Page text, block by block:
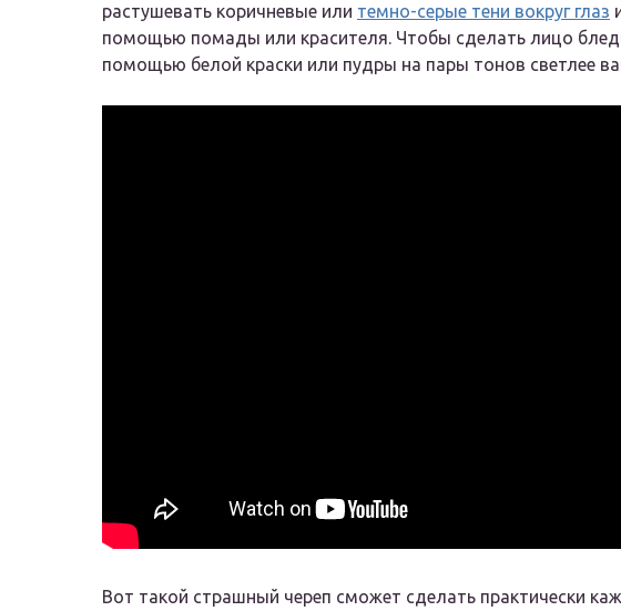
растушевать коричневые или темно-серые тени вокруг глаз
помощью помады или красителя. Чтобы сделать лицо
помощью белой краски или пудры на пары тонов светлее
Вот такой страшный череп сможет сделать практически